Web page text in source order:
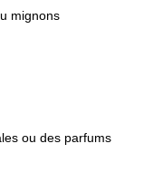
mignons
ou des parfums